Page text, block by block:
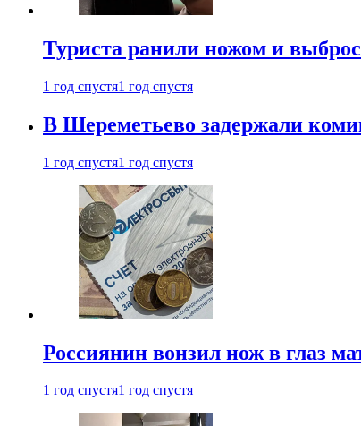
Туриста ранили ножом и
1 год спустя1 год спустя
В Шереметьево задержали
1 год спустя1 год спустя
Россиянин вонзил нож в глаз
1 год спустя1 год спустя